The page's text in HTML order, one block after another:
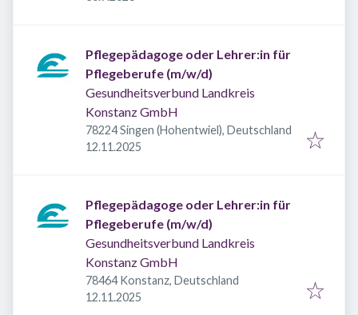
Pflegepädagoge oder Lehrer:in für
Pflegeberufe (m/w/d)
Gesundheitsverbund Landkreis
Konstanz GmbH
78224 Singen (Hohentwiel), Deutschland
Veröffentlicht
12.11.2025
Pflegepädagoge oder Lehrer:in für
Pflegeberufe (m/w/d)
Gesundheitsverbund Landkreis
Konstanz GmbH
78464 Konstanz, Deutschland
Veröffentlicht
12.11.2025